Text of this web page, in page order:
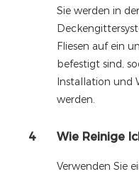
Sie werden in
Fliesen auf ein
befestigt sind,
Installation und
werden.
4 Wie Reinige
Verwenden Sie